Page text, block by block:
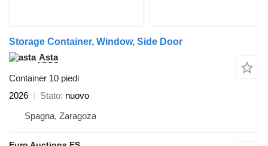
Storage Container, Window, Side Door
Asta
Container 10 piedi
2026
Stato nuovo
Spagna, Zaragoza